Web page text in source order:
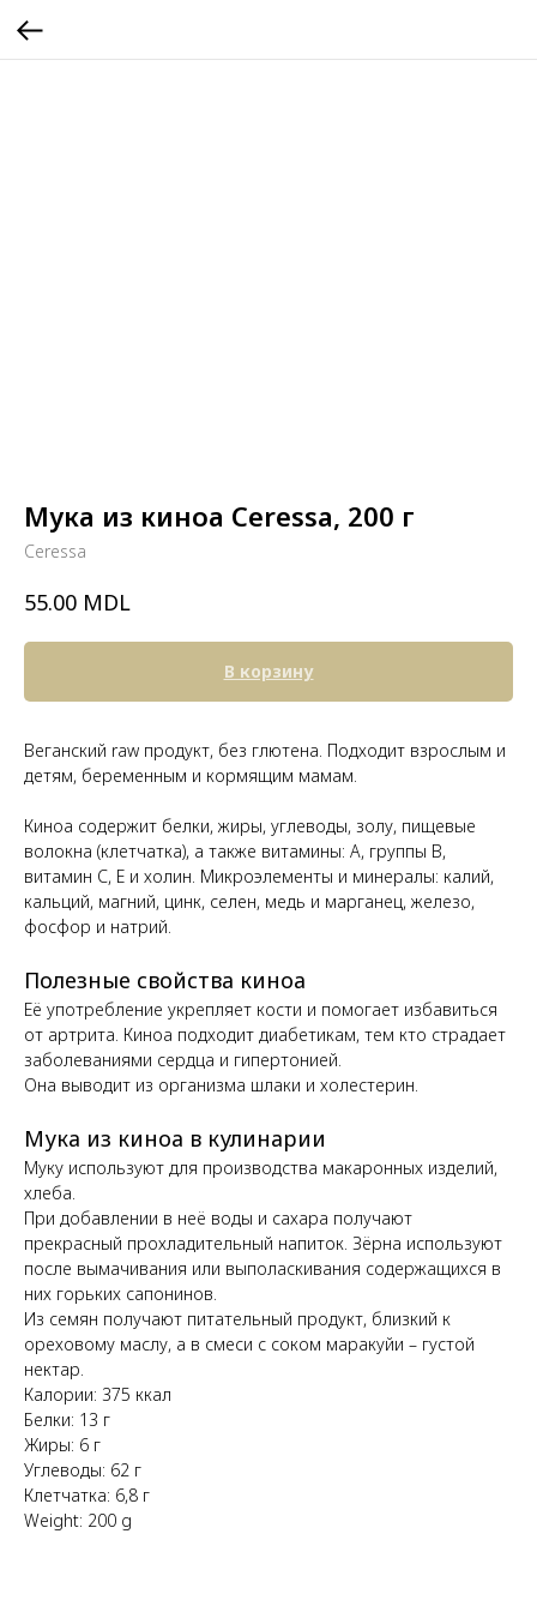
Мука из киноа Ceressa, 200 г
Ceressa
55.00 MDL
В корзину
Веганский raw продукт, без глютена. Подходит взрослым и
детям, беременным и кормящим мамам.
Киноа содержит белки, жиры, углеводы, золу, пищевые
волокна (клетчатка), а также витамины: А, группы В,
витамин С, Е и холин. Микроэлементы и минералы: калий,
кальций, магний, цинк, селен, медь и марганец, железо,
фосфор и натрий.
Полезные свойства киноа
Её употребление укрепляет кости и помогает избавиться
от артрита. Киноа подходит диабетикам, тем кто страдает
заболеваниями сердца и гипертонией.
Она выводит из организма шлаки и холестерин.
Мука из киноа в кулинарии
Муку используют для производства макаронных изделий,
хлеба.
При добавлении в неё воды и сахара получают
прекрасный прохладительный напиток. Зёрна используют
после вымачивания или выполаскивания содержащихся в
них горьких сапонинов.
Из семян получают питательный продукт, близкий к
ореховому маслу, а в смеси с соком маракуйи – густой
нектар.
Калории: 375 ккал
Белки: 13 г
Жиры: 6 г
Углеводы: 62 г
Клетчатка: 6,8 г
Weight: 200 g